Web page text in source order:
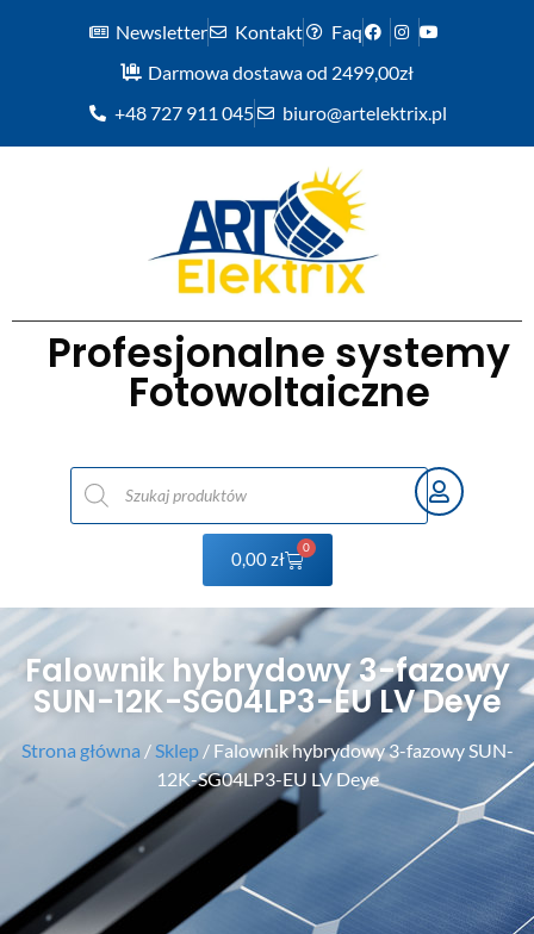
Newsletter Kontakt
Faq
Darmowa dostawa od 2499,00zł
+48 727 911 045
biuro@artelektrix.pl
Profesjonalne systemy
Fotowoltaiczne
0,00zł
0
Falownik hybrydowy 3-fazowy
SUN-12K-SG04LP3-EU LV Deye
Strona główna / Sklep/ Falownik hybrydowy 3-fazowy SUN-
12K-SG04LP3-EU LV Deye